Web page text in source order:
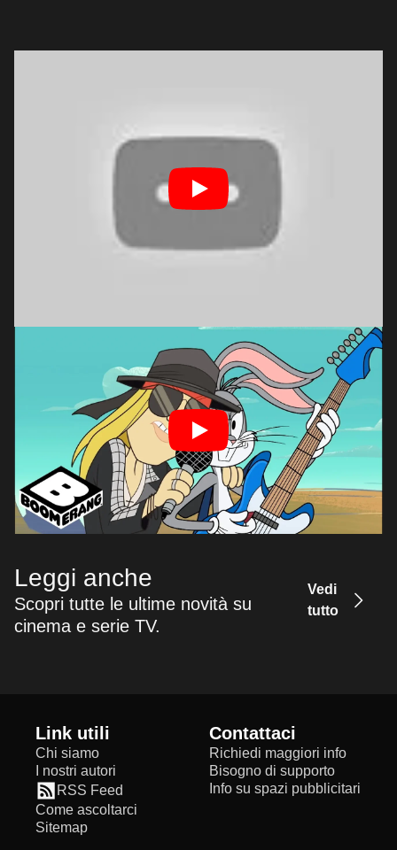
Leggi anche
Scopri tutte le ultime novità su
cinema e serie TV.
Vedi
tutto
Link utili
Chi siamo
I nostri autori
RSS Feed
Come ascoltarci
Sitemap
Contattaci
Richiedi maggiori info
Bisogno di supporto
Info su spazi pubblicitari